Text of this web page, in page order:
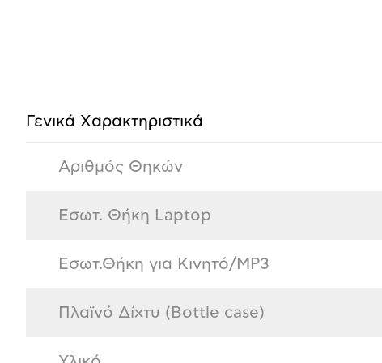
Γενικά Xαρακτηριστικά
Αριθμός Θηκών
Εσωτ. Θήκη Laptop
Εσωτ.Θήκη για Κινητό/MP3
Πλαϊνό Δίχτυ (Bottle case)